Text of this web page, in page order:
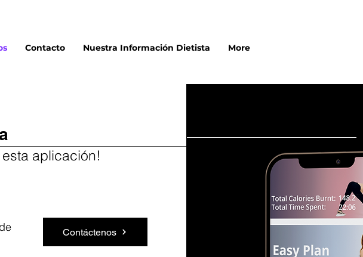
Contacto Nuestra Información Dietista More
aplicación!
Contáctenos